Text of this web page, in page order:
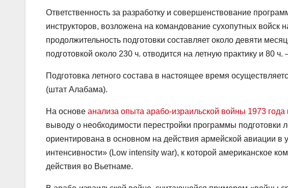
Ответственность за разработку и совершенствование
инструкторов, возложена на командование сухопутных
продолжительность подготовки составляет около девяти
подготовкой около 230 ч. отводится на летную практику и 80
Подготовка летного состава в настоящее время
(штат Алабама).
На основе анализа опыта арабо-израильской войны 1973 года
выводу о необходимости перестройки программы подготовки
ориентирована в основном на действия армейской авиации
интенсивности» (Low intensity war), к которой американское
действия во Вьетнаме.